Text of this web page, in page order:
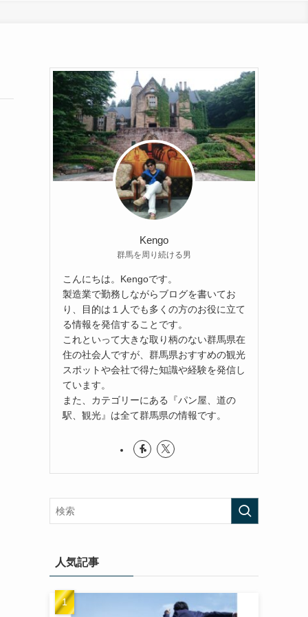
Kengo
群馬を周り続ける男
こんにちは。Kengoです。
製造業で勤務しながらブログを書いてお
り、目的は１人でも多くの方のお役に立て
る情報を発信することです。
これといって大きな取り柄のない群馬県在
住の社会人ですが、群馬県おすすめの観光
スポットや会社で得た知識や経験を発信し
ています。
また、カテゴリーにある『パン屋、道の
駅、観光』は全て群馬県の情報です。
人気記事